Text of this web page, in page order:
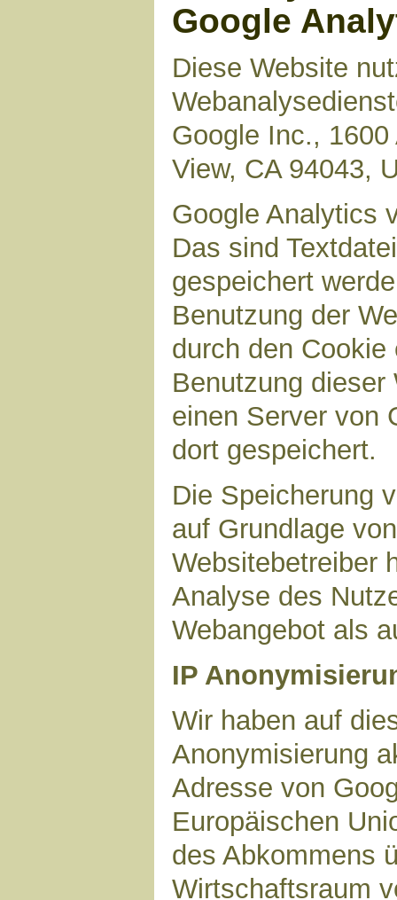
Google
Diese Website
Google Inc.,
View, CA 94043,
Google Analytics
Das sind
gespeichert
Benutzung der
durch den
Benutzung dieser
einen Server von
dort gespeichert.
Die Speicherung
auf Grundlage
Websitebetreiber
Analyse des
Webangebot als
IP
Wir haben auf
Anonymisierung
Adresse von
Europäischen
des Abkommens
Wirtschaftsraum